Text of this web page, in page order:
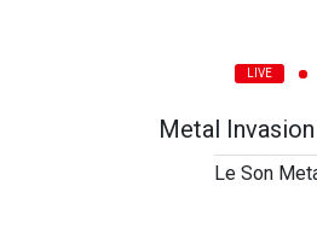
LIVE
Metal
Le Son